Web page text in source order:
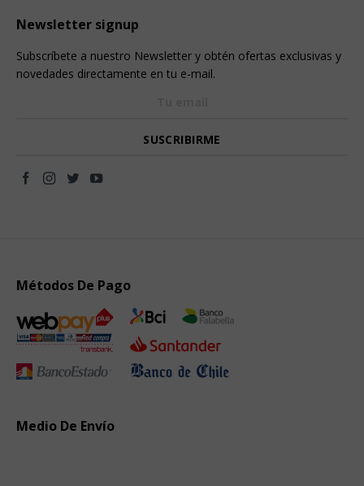
Newsletter signup
Subscríbete a nuestro Newsletter y obtén ofertas exclusivas y
novedades directamente en tu e-mail.
Métodos De Pago
Medio De Envío